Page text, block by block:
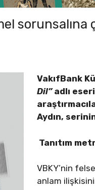
sorunsalına
VakıfBank
Dil”adlı
Aydın,
Tanıtım
VBKY’nin
anlam